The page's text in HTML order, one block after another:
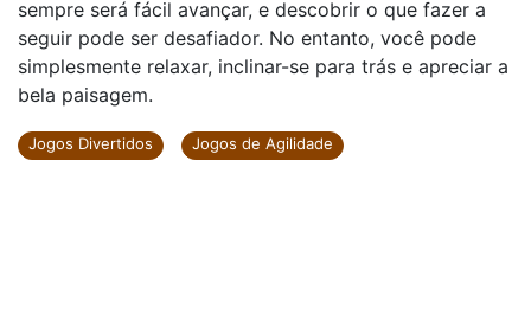
sempre será fácil avançar, e descobrir o que fazer a
seguir pode ser desafiador. No entanto, você pode
simplesmente relaxar, inclinar-se para trás e apreciar a
bela paisagem.
Jogos Divertidos Jogos de Agilidade